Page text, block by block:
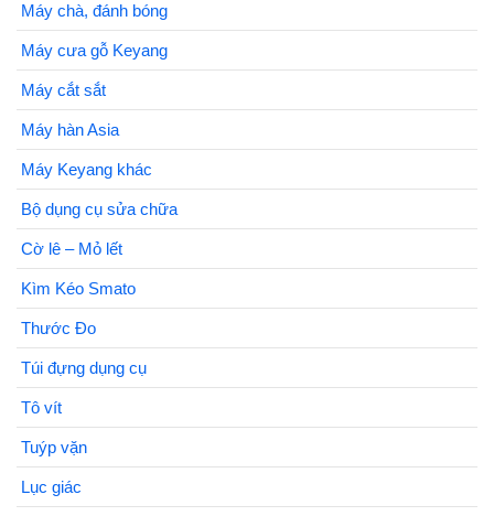
Máy chà, đánh bóng
Máy cưa gỗ Keyang
Máy cắt sắt
Máy hàn Asia
Máy Keyang khác
Bộ dụng cụ sửa chữa
Cờ lê – Mỏ lết
Kìm Kéo Smato
Thước Đo
Túi đựng dụng cụ
Tô vít
Tuýp vặn
Lục giác